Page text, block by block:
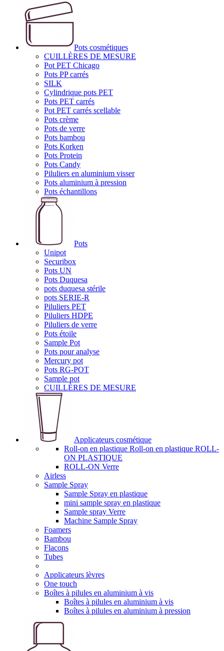
Pots cosmétiques
CUILLÈRES DE MESURE
Pot PET Chicago
Pots PP carrés
SILK
Cylindrique pots PET
Pots PET carrés
Pot PET carrés scellable
Pots crème
Pots de verre
Pots bambou
Pots Korken
Pots Protein
Pots Candy
Piluliers en aluminium visser
Pots aluminium à pression
Pots échantillons
Pots
Unipot
Securibox
Pots UN
Pots Duquesa
pots duquesa stérile
pots SERIE-R
Piluliers PET
Piluliers HDPE
Piluliers de verre
Pots étoile
Sample Pot
Pots pour analyse
Mercury pot
Pots RG-POT
Sample pot
CUILLÈRES DE MESURE
Applicateurs cosmétique
Roll-on en plastique Roll-on en plastique ROLL-
ON PLASTIQUE
ROLL-ON Verre
Airless
Sample Spray
Sample Spray en plastique
mini sample spray en plastique
Sample spray Verre
Machine Sample Spray
Foamers
Bambou
Flacons
Tubes
Applicateurs lèvres
One touch
Boîtes à pilules en aluminium à vis
Boîtes à pilules en aluminium à vis
Boîtes à pilules en aluminium à pression